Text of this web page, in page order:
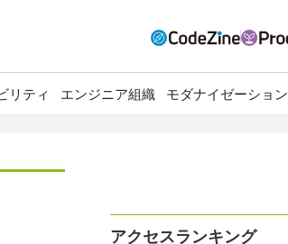
リティ エンジニア組織 モダナイゼーション
アクセスランキング